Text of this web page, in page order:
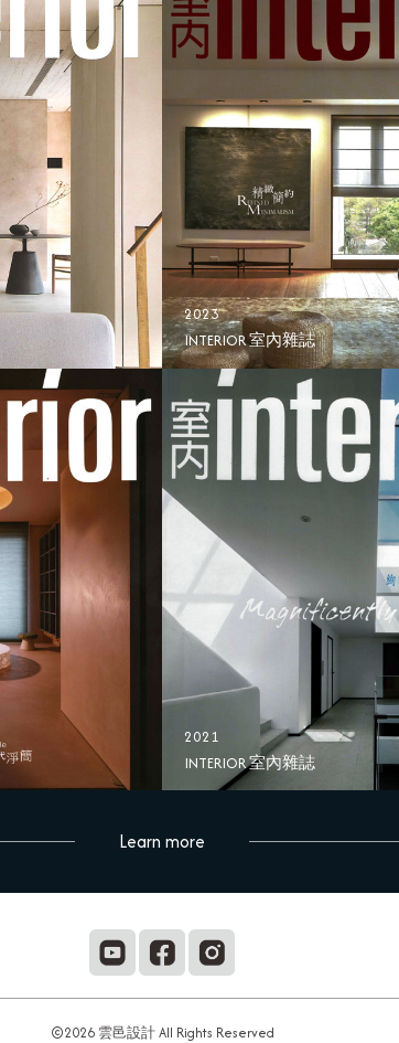
2023
INTERIOR 室內雜誌
2021
INTERIOR 室內雜誌
Learn more
©2026 雲邑設計 All Rights Reserved